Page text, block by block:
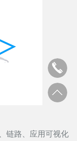
链路、应用可视化